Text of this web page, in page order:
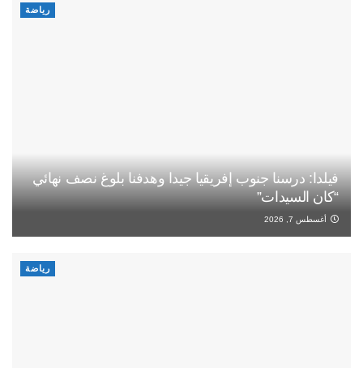
رياضة
فيلدا: درسنا جنوب إفريقيا جيدا وهدفنا بلوغ نصف نهائي
“كان السيدات”
أغسطس 7, 2026
رياضة